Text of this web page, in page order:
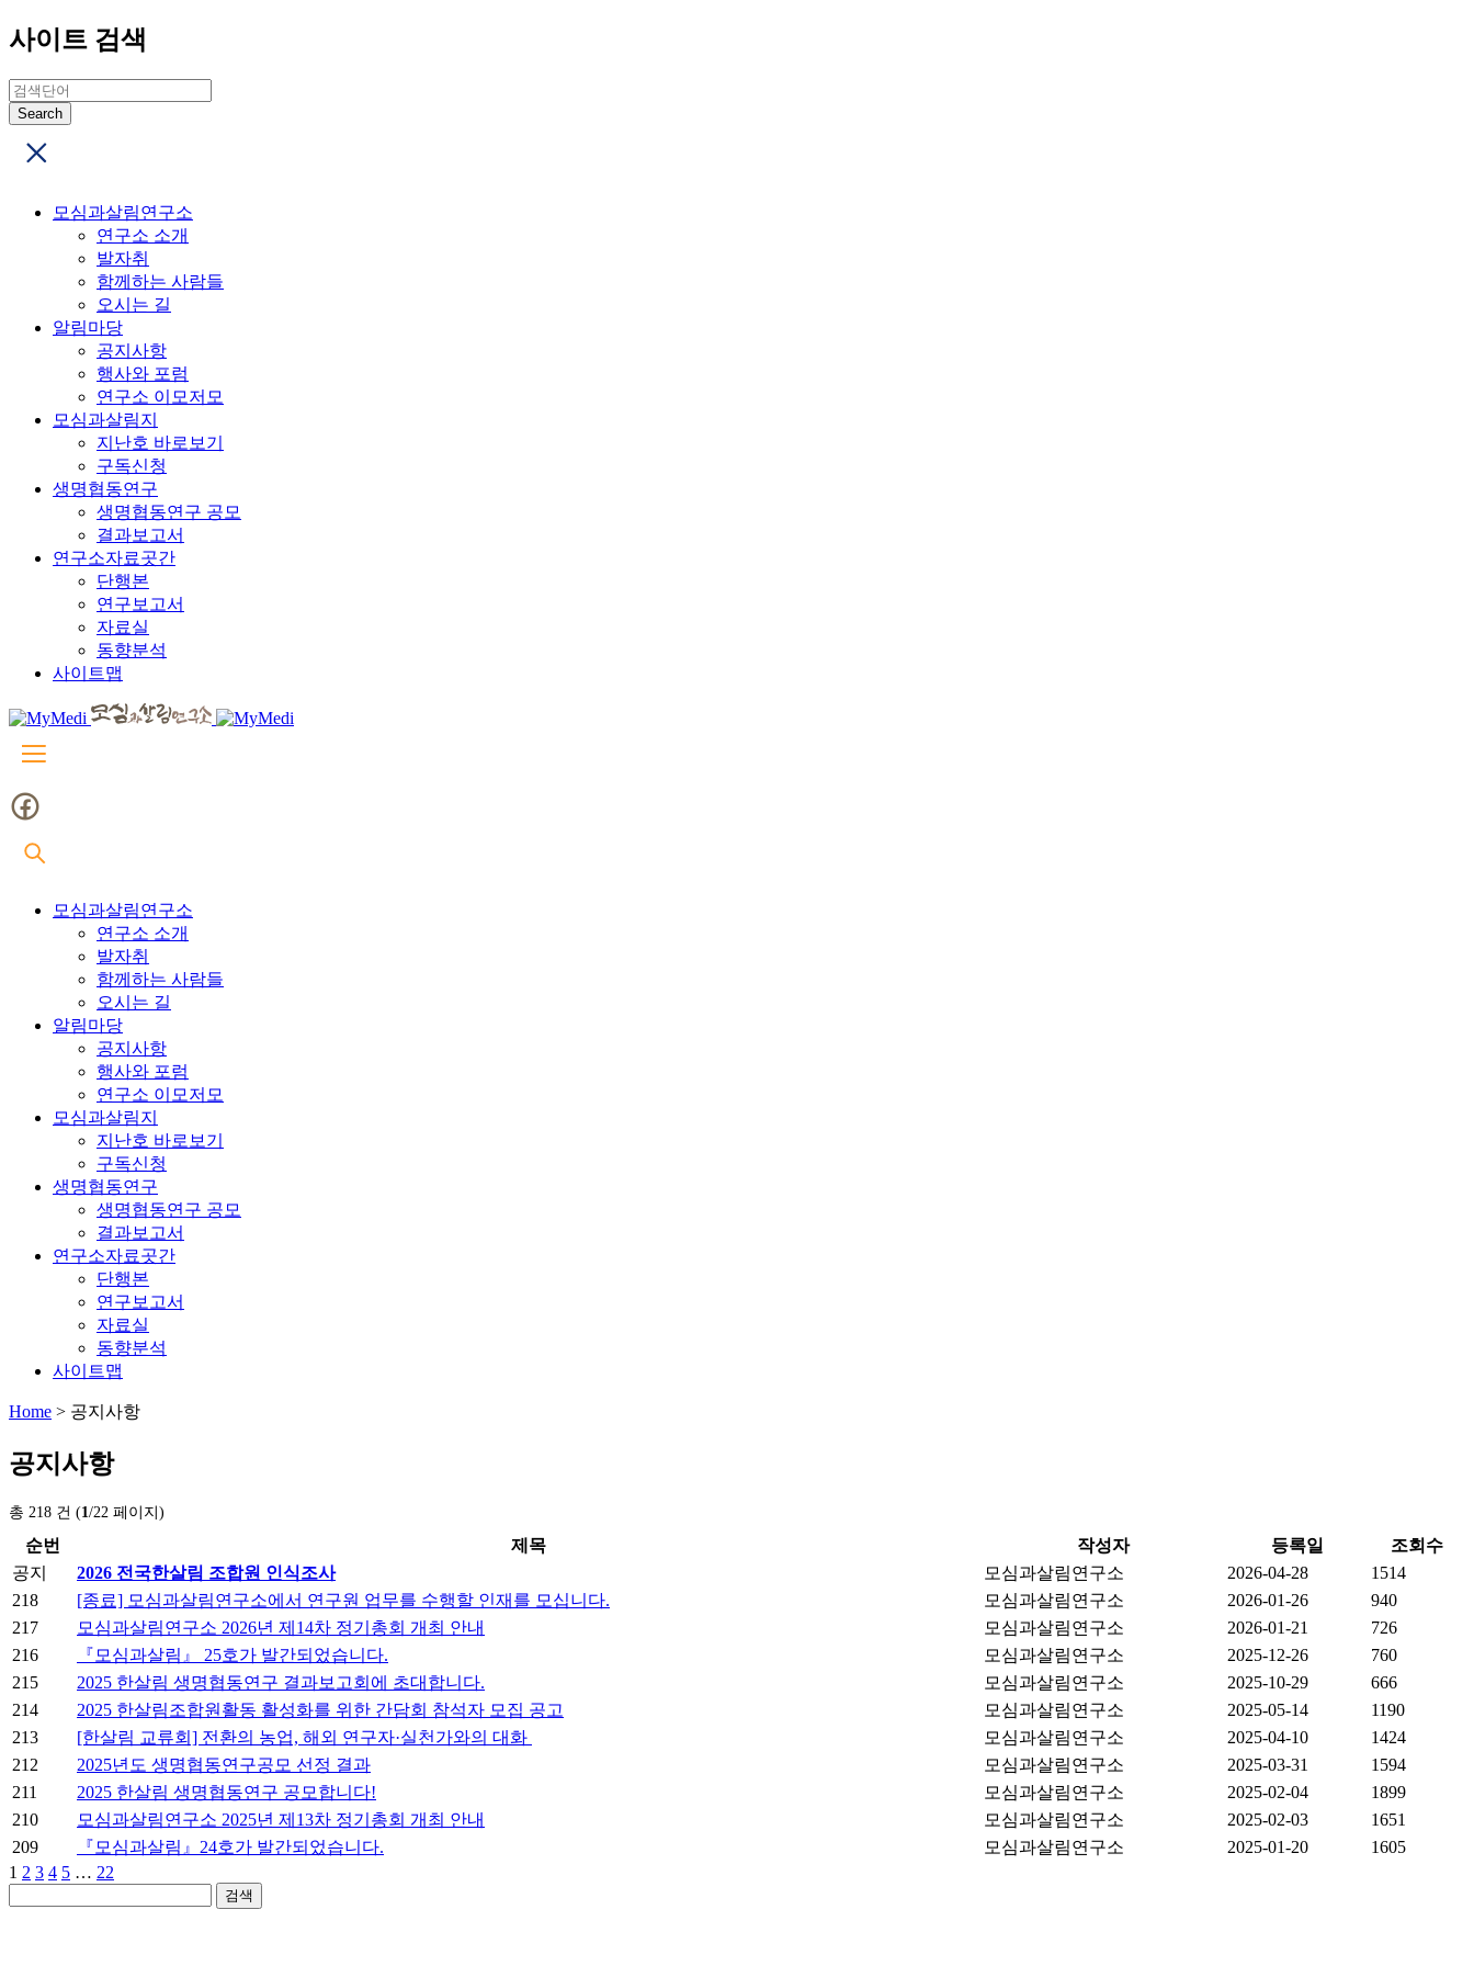
사이트 검색
모심과살림연구소
연구소 소개
발자취
함께하는 사람들
오시는 길
알림마당
공지사항
행사와 포럼
연구소 이모저모
모심과살림지
지난호 바로보기
구독신청
생명협동연구
생명협동연구 공모
결과보고서
연구소자료곳간
단행본
연구보고서
자료실
동향분석
사이트맵
모심과살림연구소
연구소 소개
발자취
함께하는 사람들
오시는 길
알림마당
공지사항
행사와 포럼
연구소 이모저모
모심과살림지
지난호 바로보기
구독신청
생명협동연구
생명협동연구 공모
결과보고서
연구소자료곳간
단행본
연구보고서
자료실
동향분석
사이트맵
Home > 공지사항
공지사항
총 218 건 (1/22 페이지)
순번 제목 작성자 등록일
조회수
공지
2026 전국한살림 조합원 인식조사 모심과살림연구소 2026-04-28
1514
218
[종료] 모심과살림연구소에서 연구원 업무를 수행할 인재를 모십니다. 모심과살림연구소 2026-01-26
940
217
모심과살림연구소 2026년 제14차 정기총회 개최 안내 모심과살림연구소 2026-01-21
726
216
『모심과살림』 25호가 발간되었습니다. 모심과살림연구소 2025-12-26
760
215
2025 한살림 생명협동연구 결과보고회에 초대합니다. 모심과살림연구소 2025-10-29
666
214
2025 한살림조합원활동 활성화를 위한 간담회 참석자 모집 공고 모심과살림연구소 2025-05-14
1190
213
[한살림 교류회] 전환의 농업, 해외 연구자·실천가와의 대화 모심과살림연구소 2025-04-10
1424
212
2025년도 생명협동연구공모 선정 결과 모심과살림연구소 2025-03-31
1594
211
2025 한살림 생명협동연구 공모합니다! 모심과살림연구소 2025-02-04
1899
210
모심과살림연구소 2025년 제13차 정기총회 개최 안내 모심과살림연구소 2025-02-03
1651
209
『모심과살림』24호가 발간되었습니다. 모심과살림연구소 2025-01-20
1605
1 2 3 4 5 … 22
검색